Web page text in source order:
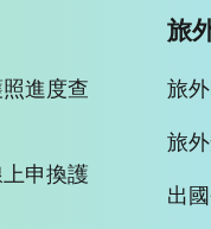
進度查
申換護
旅
旅
旅
出